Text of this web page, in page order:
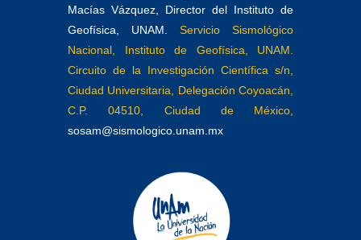
Macías Vázquez, Director del Instituto de
Geofísica, UNAM.
Servicio Sismológico
Nacional, Instituto de Geofísica, UNAM.
Circuito de la Investigación Científica s/n,
Ciudad Universitaria, Delegación Coyoacán,
C.P. 04510, Ciudad de México,
sosam@sismologico.unam.mx